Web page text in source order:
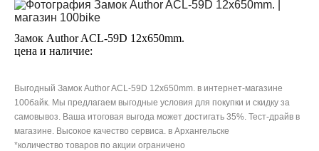
Замок Author ACL-59D 12x650mm.
цена и наличие:
Выгодный Замок Author ACL-59D 12x650mm. в интернет-магазине
100байк. Мы предлагаем выгодные условия для покупки и скидку за
самовывоз. Ваша итоговая выгода может достигать 35%. Тест-драйв в
магазине. Высокое качество сервиса. в Архангельске
*количество товаров по акции ограничено